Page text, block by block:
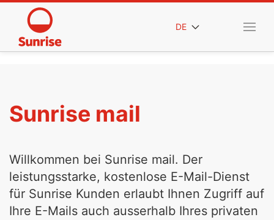
DE
Sunrise mail
Willkommen bei Sunrise mail. Der
leistungsstarke, kostenlose E-Mail-Dienst
für Sunrise Kunden erlaubt Ihnen Zugriff auf
Ihre E-Mails auch ausserhalb Ihres privaten